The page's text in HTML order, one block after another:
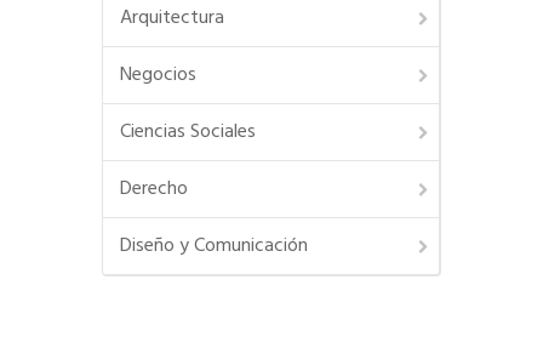
Arquitectura
Negocios
Ciencias Sociales
Derecho
Diseño y Comunicación